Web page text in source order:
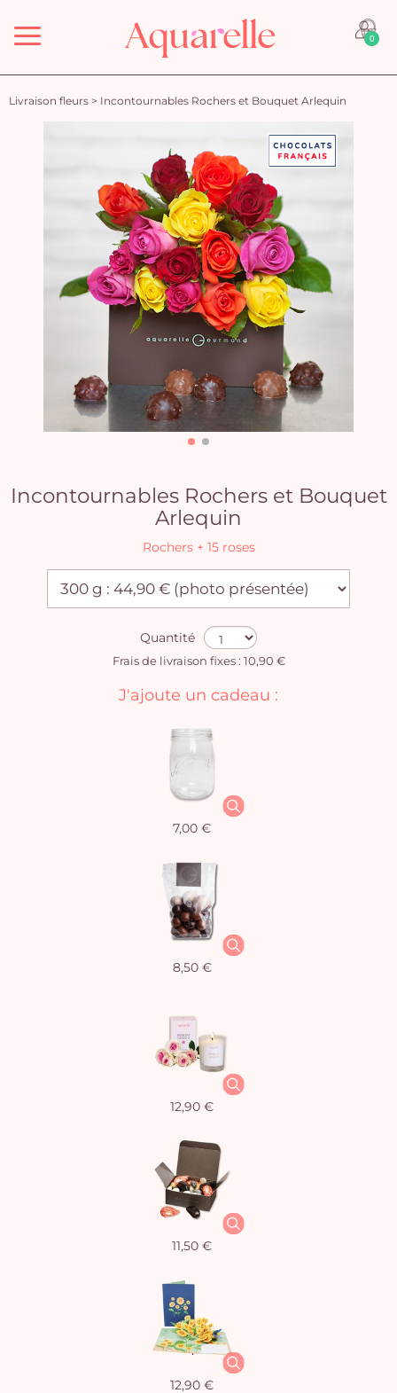
Menu 0
Livraison fleurs > Incontournables Rochers et Bouquet Arlequin
Incontournables Rochers et Bouquet
Arlequin
Rochers + 15 roses
Quantité
Frais de livraison fixes : 10,90 €
J'ajoute un cadeau :
7,00 €
8,50 €
12,90 €
11,50 €
12,90 €